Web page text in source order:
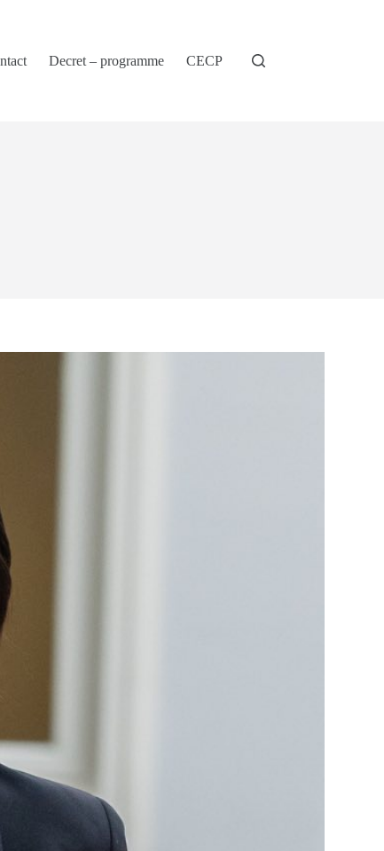
Decret – programme CECP